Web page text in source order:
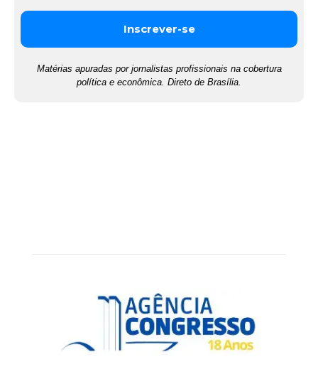
Matérias apuradas por jornalistas profissionais na cobertura
política e econômica. Direto de Brasília.